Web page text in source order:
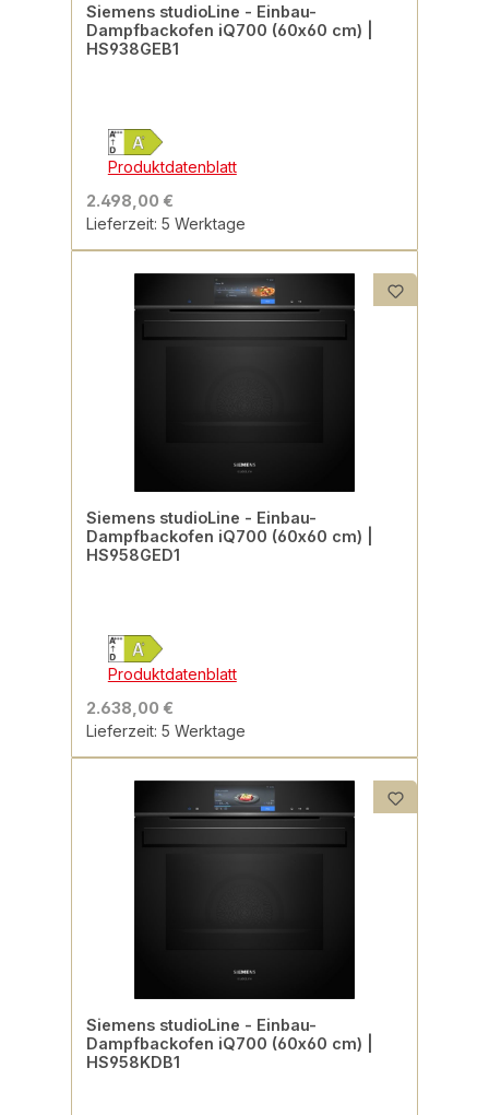
Siemens studioLine - Einbau-
Dampfbackofen iQ700 (60x60 cm) |
HS938GEB1
Produktdatenblatt
2.498,00 €
Lieferzeit: 5 Werktage
Siemens studioLine - Einbau-
Dampfbackofen iQ700 (60x60 cm) |
HS958GED1
Produktdatenblatt
2.638,00 €
Lieferzeit: 5 Werktage
Siemens studioLine - Einbau-
Dampfbackofen iQ700 (60x60 cm) |
HS958KDB1